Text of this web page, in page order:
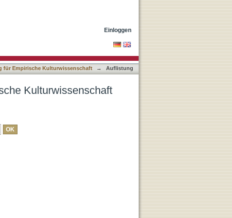
Einloggen
für Empirische Kulturwissenschaft →
Auflistung
Kulturwissenschaft